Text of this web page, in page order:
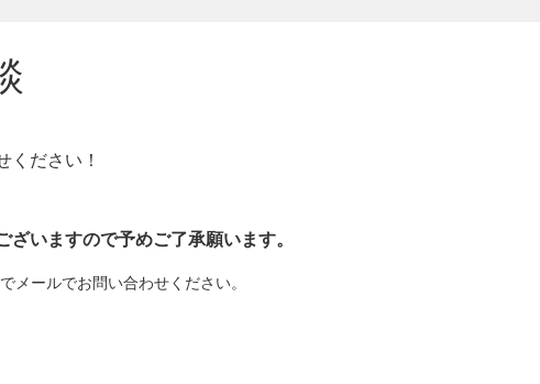
ください！
いますので予めご了承願います。
ールでお問い合わせください。